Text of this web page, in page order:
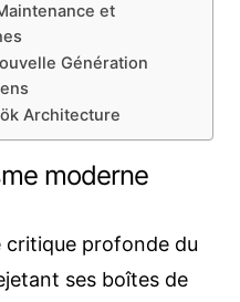
et
Génération
Architecture
moderne
critique profonde du
ses boîtes de